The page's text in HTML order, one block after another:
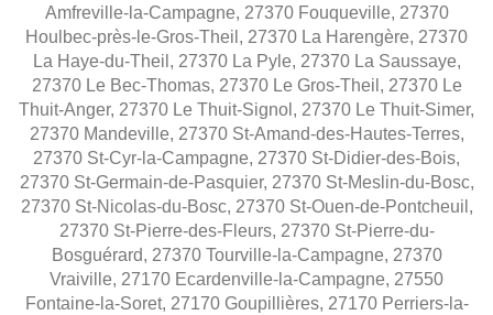
Amfreville-la-Campagne, 27370 Fouqueville, 27370
Houlbec-près-le-Gros-Theil, 27370 La Harengère, 27370
La Haye-du-Theil, 27370 La Pyle, 27370 La Saussaye,
27370 Le Bec-Thomas, 27370 Le Gros-Theil, 27370 Le
Thuit-Anger, 27370 Le Thuit-Signol, 27370 Le Thuit-Simer,
27370 Mandeville, 27370 St-Amand-des-Hautes-Terres,
27370 St-Cyr-la-Campagne, 27370 St-Didier-des-Bois,
27370 St-Germain-de-Pasquier, 27370 St-Meslin-du-Bosc,
27370 St-Nicolas-du-Bosc, 27370 St-Ouen-de-Pontcheuil,
27370 St-Pierre-des-Fleurs, 27370 St-Pierre-du-
Bosguérard, 27370 Tourville-la-Campagne, 27370
Vraiville, 27170 Ecardenville-la-Campagne, 27550
Fontaine-la-Soret, 27170 Goupillières, 27170 Perriers-la-